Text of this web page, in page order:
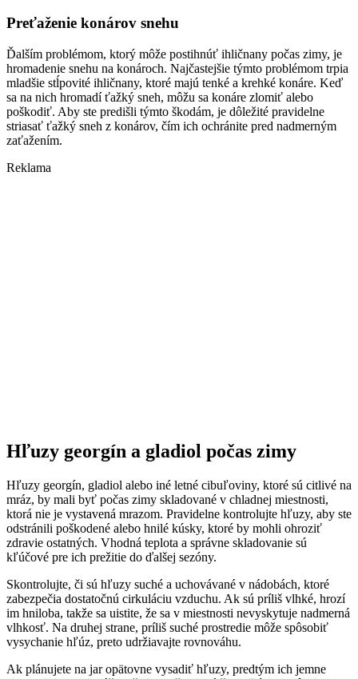
Preťaženie konárov snehu
Ďalším problémom, ktorý môže postihnúť ihličnany počas zimy, je
hromadenie snehu na konároch. Najčastejšie týmto problémom trpia
mladšie stĺpovité ihličnany, ktoré majú tenké a krehké konáre. Keď
sa na nich hromadí ťažký sneh, môžu sa konáre zlomiť alebo
poškodiť. Aby ste predišli týmto škodám, je dôležité pravidelne
striasať ťažký sneh z konárov, čím ich ochránite pred nadmerným
zaťažením.
Reklama
Hľuzy georgín a gladiol počas zimy
Hľuzy georgín, gladiol alebo iné letné cibuľoviny, ktoré sú citlivé na
mráz, by mali byť počas zimy skladované v chladnej miestnosti,
ktorá nie je vystavená mrazom. Pravidelne kontrolujte hľuzy, aby ste
odstránili poškodené alebo hnilé kúsky, ktoré by mohli ohroziť
zdravie ostatných. Vhodná teplota a správne skladovanie sú
kľúčové pre ich prežitie do ďalšej sezóny.
Skontrolujte, či sú hľuzy suché a uchovávané v nádobách, ktoré
zabezpečia dostatočnú cirkuláciu vzduchu. Ak sú príliš vlhké, hrozí
im hniloba, takže sa uistite, že sa v miestnosti nevyskytuje nadmerná
vlhkosť. Na druhej strane, príliš suché prostredie môže spôsobiť
vysychanie hľúz, preto udržiavajte rovnováhu.
Ak plánujete na jar opätovne vysadiť hľuzy, predtým ich jemne